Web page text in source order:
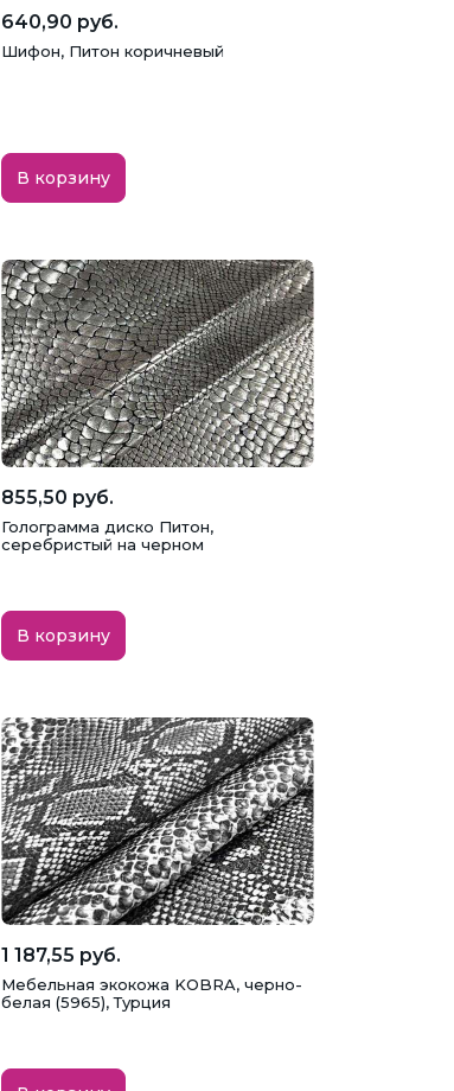
640,90 руб.
Шифон, Питон коричневый
В корзину
855,50 руб.
Голограмма диско Питон,
серебристый на черном
В корзину
1 187,55 руб.
Мебельная экокожа KOBRA, черно-
белая (5965), Турция